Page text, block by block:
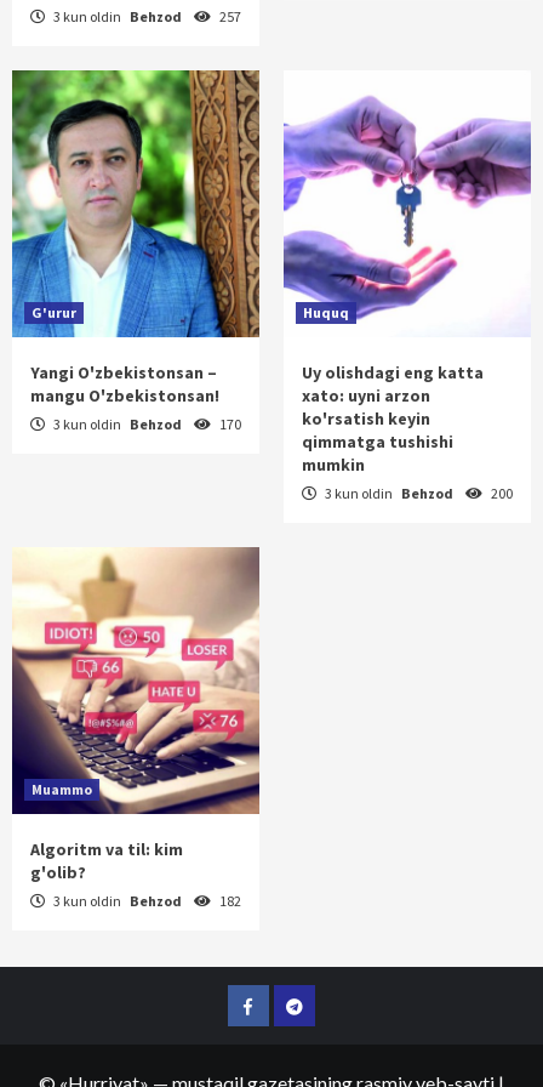
3 kun oldin Behzod 257
G'urur
Yangi O'zbekistonsan –
mangu O'zbekistonsan!
3 kun oldin Behzod 170
Huquq
Uy olishdagi eng katta
xato: uyni arzon
ko'rsatish keyin
qimmatga tushishi
mumkin
3 kun oldin Behzod 200
Muammo
Algoritm va til: kim
g'olib?
3 kun oldin Behzod 182
FacebookTelegram